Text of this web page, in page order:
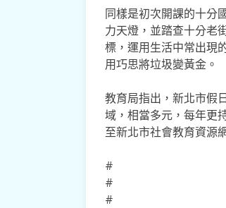
同樣是初次開課的十分
力天燈，並踏查十分老
標，運用生活中常出現
用巧思將垃圾變黃金。
教育局指出，新北市假
域，相當多元，每年更
至新北市社會教育資源
#
#
#